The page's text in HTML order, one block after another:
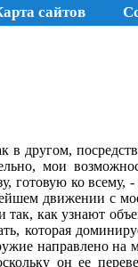
сайтов
в другом,
мои
готовую ко всему, -
движении с
как узнают
которая
направлено на
он ее